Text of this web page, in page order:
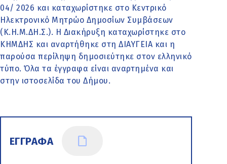
04/ 2026 και καταχωρίστηκε στο Κεντρικό
Ηλεκτρονικό Μητρώο Δημοσίων Συμβάσεων
(Κ.Η.Μ.ΔΗ.Σ.). Η Διακήρυξη καταχωρίστηκε στο
ΚΗΜΔΗΣ και αναρτήθηκε στη ΔΙΑΥΓΕΙΑ και η
παρούσα περίληψη δημοσιεύτηκε στον ελληνικό
τύπο. Όλα τα έγγραφα είναι αναρτημένα και
στην ιστοσελίδα του Δήμου.
ΕΓΓΡΑΦΑ